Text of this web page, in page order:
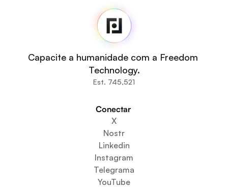
Início
Sala de imprensa
Código-fonte
Fedi For
Você
Comunidades
Organizações
Baixe o aplicativo
Cria um espaço comunitário
Criar um serviço de carteira
Serviço de configuração da federação
Explore os Mini Apps
Capacite a humanidade com a Freedom
Technology.
Est. 745,521
Conectar
X
Nostr
Linkedin
Instagram
Telegrama
YouTube